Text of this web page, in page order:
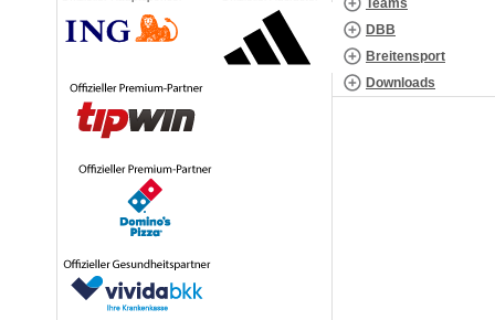
Teams
DBB
Breitensport
Downloads